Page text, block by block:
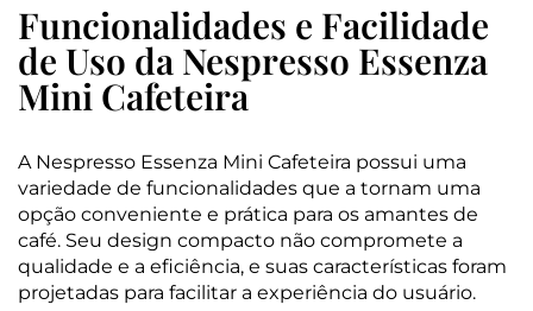
Funcionalidades e Facilidade
de Uso da Nespresso Essenza
Mini Cafeteira
A Nespresso Essenza Mini Cafeteira possui uma
variedade de funcionalidades que a tornam uma
opção conveniente e prática para os amantes de
café. Seu design compacto não compromete a
qualidade e a eficiência, e suas características foram
projetadas para facilitar a experiência do usuário.